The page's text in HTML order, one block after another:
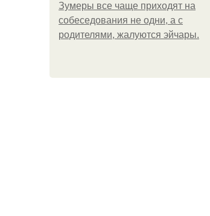
Зумеры все чаще приходят на
собеседования не одни, а с
родителями, жалуются эйчары.